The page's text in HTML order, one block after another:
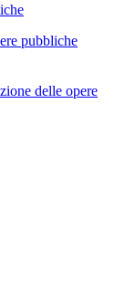
pubbliche
delle opere